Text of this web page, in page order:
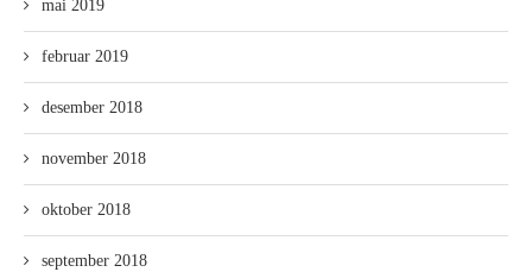
mai 2019
februar 2019
desember 2018
november 2018
oktober 2018
september 2018